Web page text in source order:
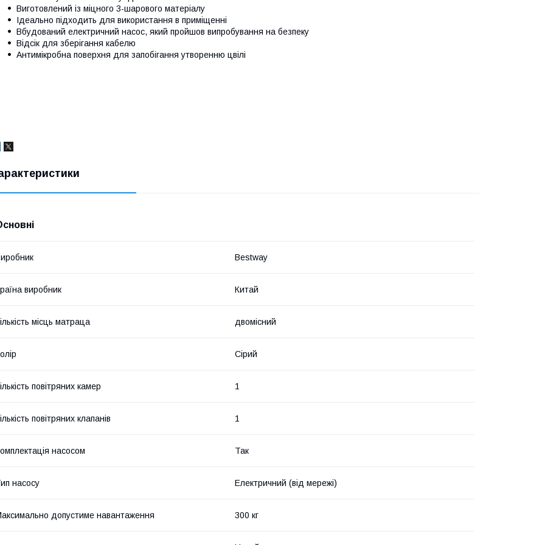
Виготовлений із міцного 3-шарового матеріалу
Ідеально підходить для використання в приміщенні
Вбудований електричний насос, який пройшов випробування на безпеку
Відсік для зберігання кабелю
Антимікробна поверхня для запобігання утворенню цвілі
Bestway
виробник Китай
місць матраца двомісний
Сірий
повітряних камер 1
повітряних клапанів 1
насосом Так
насосу Електричний (від мережі)
допустиме навантаження 300 кг